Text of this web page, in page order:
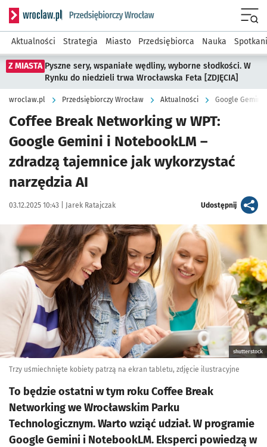
Serwis informacyjny wroclaw.pl podserwis: Strategia
Aktualności Strategia Miasto Przedsiębiorca Nauka
Z MIASTA Pyszne sery, wspaniałe wędliny, wyborne słodkości. W
Rynku do niedzieli trwa Wrocławska Feta [ZDJĘCIA]
wroclaw.pl Przedsiębiorczy Wrocław Aktualności Google Gemini
Coffee Break Networking w WPT:
Google Gemini i NotebookLM –
zdradzą tajemnice jak wykorzystać
narzędzia AI
Data publikacji:
03.12.2025 10:43 | Autor:
Jarek Ratajczak Udostępnijartykuł
Kliknij, aby powiększyć
shutterstock
Trzy uśmiechnięte kobiety patrzą na ekran tabletu, zdjęcie ilustracyjne
To będzie ostatni w tym roku Coffee Break
Networking we Wrocławskim Parku
Technologicznym. Warto wziąć udział. W programie
Google Gemini i NotebookLM. Eksperci powiedzą w